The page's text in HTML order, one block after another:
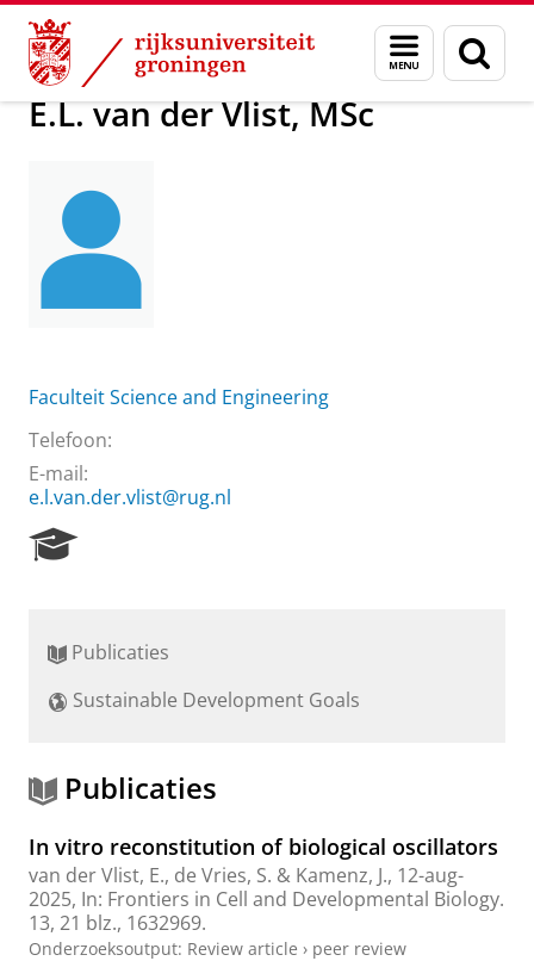
Skip
Content
Skip
Navigation
Menu
en
zoeken
Over ons E.L. van der Vlist, MSc
E.L. van der Vlist, MSc
Faculteit Science and Engineering
Telefoon:
E-mail:
e.l.van.der.vlist@rug.nl
r
h
r
t
l
Publicaties
Sustainable Development Goals
Publicaties
In vitro reconstitution of biological oscillators
van der Vlist, E., de Vries, S. & Kamenz, J., 12-aug-
2025, In: Frontiers in Cell and Developmental Biology.
13, 21 blz., 1632969.
Onderzoeksoutput: Review article › peer review